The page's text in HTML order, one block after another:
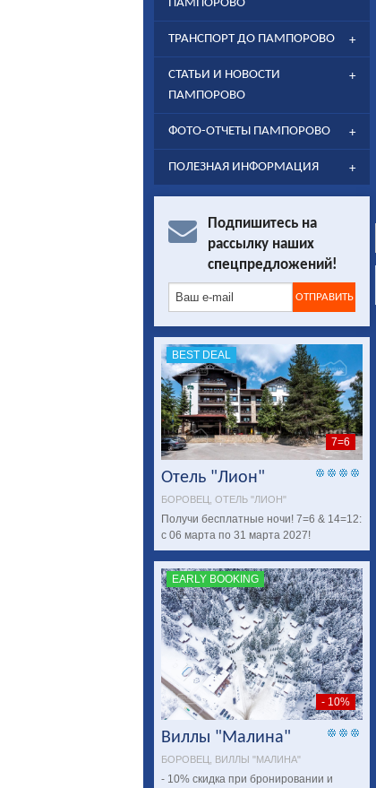
ПАМПОРОВО
ТРАНСПОРТ ДО ПАМПОРОВО
СТАТЬИ И НОВОСТИ
ПАМПОРОВО
ФОТО-ОТЧЕТЫ ПАМПОРОВО
ПОЛЕЗНАЯ ИНФОРМАЦИЯ
Подпишитесь на
рассылку наших
спецпредложений!
BEST DEAL
7=6
Отель "Лион"
БОРОВЕЦ, ОТЕЛЬ "ЛИОН"
Получи бесплатныe ночи! 7=6 & 14=12:
с 06 марта по 31 марта 2027!
EARLY BOOKING
- 10%
Виллы "Малина"
БОРОВЕЦ, ВИЛЛЫ "МАЛИНА"
- 10% скидка при бронировании и